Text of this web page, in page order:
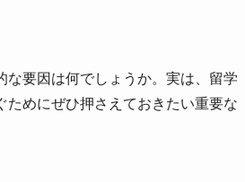
要因は何でしょうか。実は、留学
めにぜひ押さえておきたい重要な